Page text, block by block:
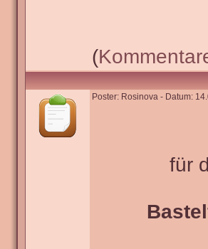
(
Poster: Rosinova - Datum:
für